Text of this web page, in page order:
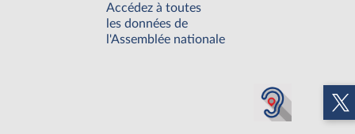
Accédez à toutes
les données de
l'Assemblée nationale